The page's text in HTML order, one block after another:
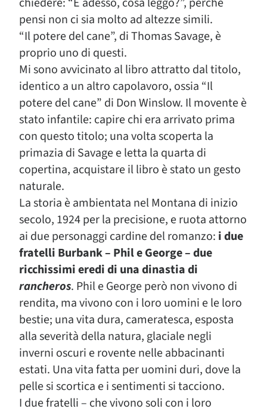
pensi non ci sia molto ad altezze simili.
“Il potere del cane”, di Thomas Savage, è
proprio uno di questi.
Mi sono avvicinato al libro attratto dal titolo,
identico a un altro capolavoro, ossia “Il
potere del cane” di Don Winslow. Il movente è
stato infantile: capire chi era arrivato prima
con questo titolo; una volta scoperta la
primazia di Savage e letta la quarta di
copertina, acquistare il libro è stato un gesto
naturale.
La storia è ambientata nel Montana di inizio
secolo, 1924 per la precisione, e ruota attorno
ai due personaggi cardine del romanzo: i due
fratelli Burbank – Phil e George – due
ricchissimi eredi di una dinastia di
rancheros. Phil e George però non vivono di
rendita, ma vivono con i loro uomini e le loro
bestie; una vita dura, cameratesca, esposta
alla severità della natura, glaciale negli
inverni oscuri e rovente nelle abbacinanti
estati. Una vita fatta per uomini duri, dove la
pelle si scortica e i sentimenti si tacciono.
I due fratelli – che vivono soli con i loro